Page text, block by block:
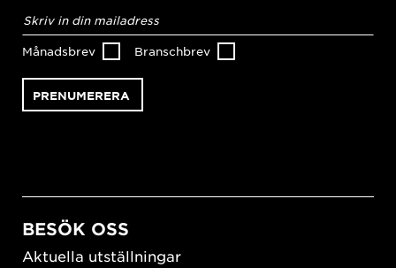
postadress*
Månadsbrev Branschbrev
BESÖK OSS
Aktuella utställningar